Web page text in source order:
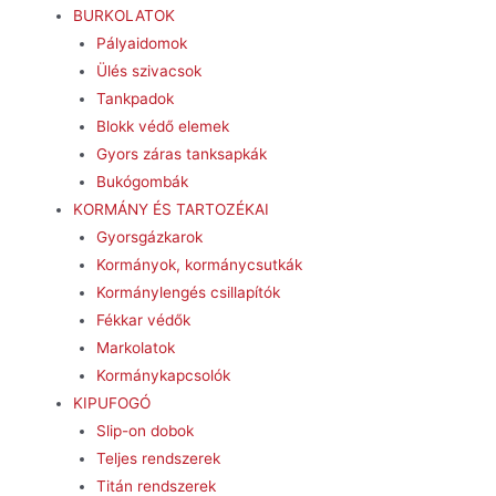
BURKOLATOK
Pályaidomok
Ülés szivacsok
Tankpadok
Blokk védő elemek
Gyors záras tanksapkák
Bukógombák
KORMÁNY ÉS TARTOZÉKAI
Gyorsgázkarok
Kormányok, kormánycsutkák
Kormánylengés csillapítók
Fékkar védők
Markolatok
Kormánykapcsolók
KIPUFOGÓ
Slip-on dobok
Teljes rendszerek
Titán rendszerek